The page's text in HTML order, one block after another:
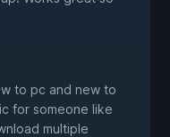
to pc and new to
for someone like
multiple